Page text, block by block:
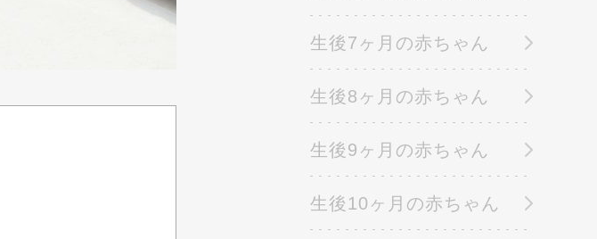
生後7ヶ月の赤ちゃん
生後8ヶ月の赤ちゃん
生後9ヶ月の赤ちゃん
生後10ヶ月の赤ちゃん